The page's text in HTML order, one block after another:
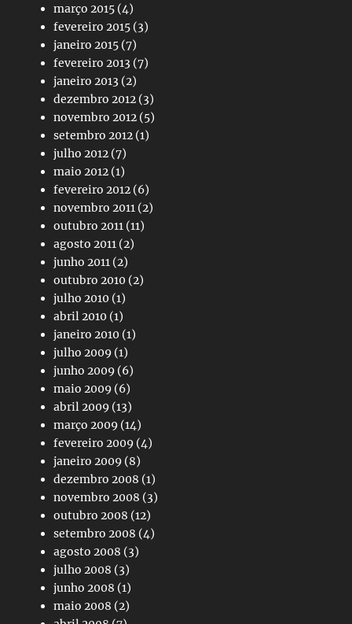
março 2015 (4)
fevereiro 2015 (3)
janeiro 2015 (7)
fevereiro 2013 (7)
janeiro 2013 (2)
dezembro 2012 (3)
novembro 2012 (5)
setembro 2012 (1)
julho 2012 (7)
maio 2012 (1)
fevereiro 2012 (6)
novembro 2011 (2)
outubro 2011 (11)
agosto 2011 (2)
junho 2011 (2)
outubro 2010 (2)
julho 2010 (1)
abril 2010 (1)
janeiro 2010 (1)
julho 2009 (1)
junho 2009 (6)
maio 2009 (6)
abril 2009 (13)
março 2009 (14)
fevereiro 2009 (4)
janeiro 2009 (8)
dezembro 2008 (1)
novembro 2008 (3)
outubro 2008 (12)
setembro 2008 (4)
agosto 2008 (3)
julho 2008 (3)
junho 2008 (1)
maio 2008 (2)